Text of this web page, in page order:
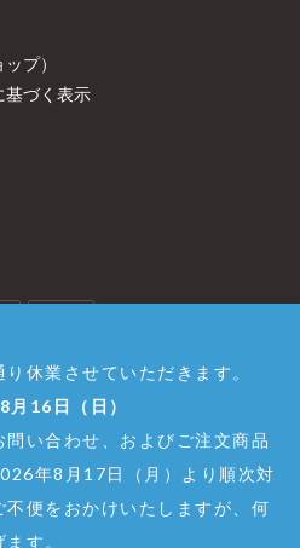
プ）
基づく表示
休業させていただきます。
16日（日）
い合わせ、およびご注文商品
年8月17日（月）より順次対
便をおかけいたしますが、何
す。